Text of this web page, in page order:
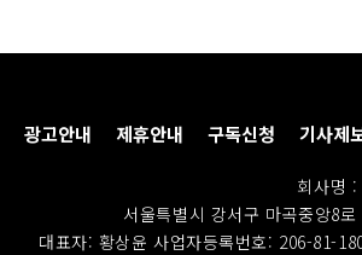
광고안내 제휴안내 구독신청 기사제
회사명
서울특별시 강서구 마곡중앙8
대표자: 황상윤 사업자등록번호: 206-81-